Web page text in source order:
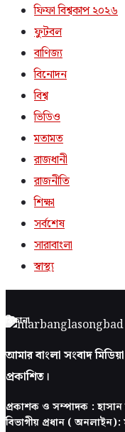
ফিফা বিশ্বকাপ ২০২৬
ফুটবল
বাণিজ্য
বিনোদন
বিশ্ব
ভিডিও
মতামত
রাজধানী
রাজনীতি
শিক্ষা
সর্বশেষ
সারাবাংলা
স্বাস্থ্য
ঠিকানা
আমার বাংলা সংবাদ
প্রকাশিত।
প্রকাশক ও সম্পাদক : হাসান
বিভাগীয় প্রধান ( অনলাইন):